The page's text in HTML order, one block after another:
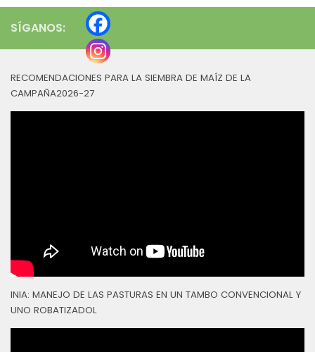
SÍGANOS:
RECOMENDACIONES PARA LA SIEMBRA DE MAÍZ DE LA
CAMPAÑA2026-27
INIA: MANEJO DE LAS PASTURAS EN UN TAMBO CONVENCIONAL Y
UNO ROBATIZADOL